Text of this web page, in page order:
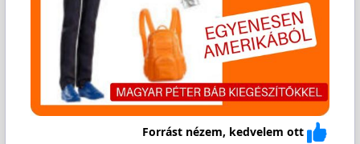
Forrást nézem, kedvelem ott